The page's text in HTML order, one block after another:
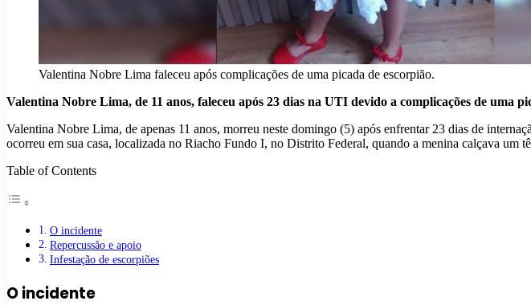
Valentina Nobre Lima faleceu após complicações de uma picada de escorpião.
Valentina Nobre Lima, de 11 anos, faleceu após 23 dias na UTI devido a complicações de uma
Valentina Nobre Lima, de apenas 11 anos, morreu neste domingo (5) após enfrentar 23 dias de
ocorreu em sua casa, localizada no Riacho Fundo I, no Distrito Federal, quando a menina calçava um
Table of Contents
O incidente
Repercussão e apoio
Infestação de escorpiões
O incidente